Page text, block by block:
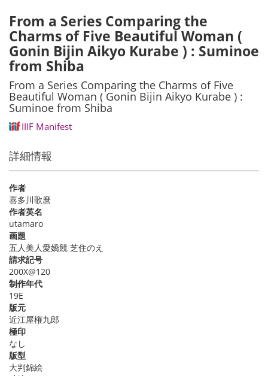
From a Series Comparing the
Charms of Five Beautiful Woman (
Gonin Bijin Aikyo Kurabe ) : Suminoe
from Shiba
From a Series Comparing the Charms of Five
Beautiful Woman ( Gonin Bijin Aikyo Kurabe ) :
Suminoe from Shiba
IIIF Manifest
詳細情報
作者
喜多川歌麿
作者英名
utamaro
画題
五人美人愛嬌競 芝住のえ
請求記号
200X@120
制作年代
19E
版元
近江屋権九郎
極印
なし
版型
大判錦絵